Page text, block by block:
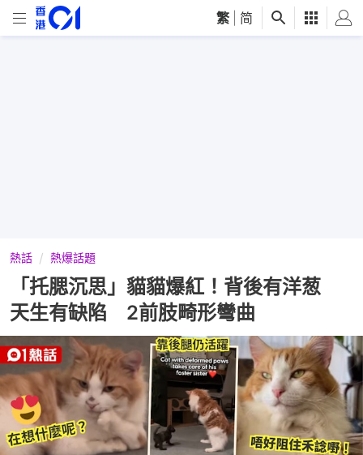
繁 简
熱話 熱爆話題
「托腮沉思」貓貓爆紅！背後有洋葱
天生有缺陷 2前肢畸形彎曲